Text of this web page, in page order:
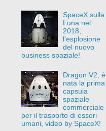
SpaceX sulla
Luna nel
2018,
l'esplosione
del nuovo
business spaziale!
Dragon V2, è
nata la prima
capsula
spaziale
commerciale
per il trasporto di esseri
umani, video by SpaceX!